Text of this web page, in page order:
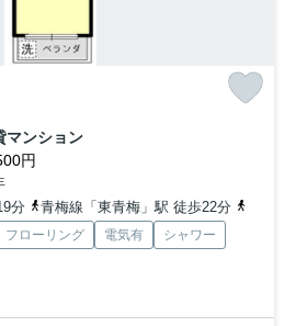
マンション
円
分
青梅線「東青梅」駅 徒歩22分
フローリング 電気有
シャワー